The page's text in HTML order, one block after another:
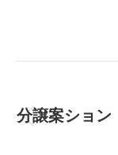
navigation
分譲案ショ